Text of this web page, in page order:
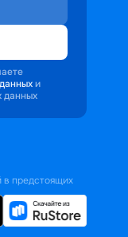
и
данных
в предстоящих